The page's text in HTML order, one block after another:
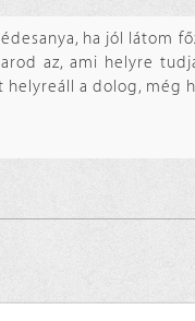
ha jól látom
az, ami helyre
a dolog, még